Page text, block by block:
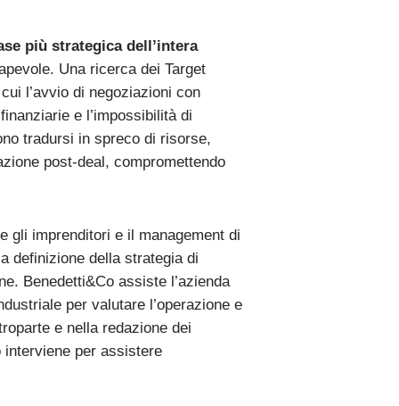
più strategica dell’intera
Una ricerca dei Target
l’avvio di negoziazioni con
e l’impossibilità di
tradursi in spreco di risorse,
post-deal, compromettendo
gli imprenditori e il management di
definizione della strategia di
Benedetti&Co assiste l’azienda
per valutare l’operazione e
e nella redazione dei
interviene per assistere